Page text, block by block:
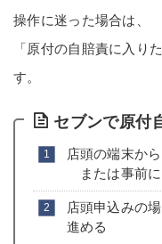
操作に迷った場合は、
「原付の自賠責に入り
す。
セブンで原付
店頭の端末か
または事前に
店頭申込みの
進める